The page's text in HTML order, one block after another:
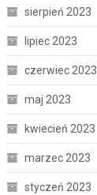
sierpień 2023
lipiec 2023
czerwiec 2023
maj 2023
kwiecień 2023
marzec 2023
styczeń 2023